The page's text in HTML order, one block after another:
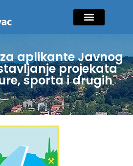
aplikante Javnog
projekata
sporta i drugih